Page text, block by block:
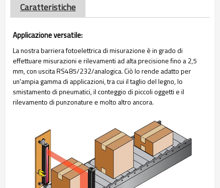
Caratteristiche
Applicazione versatile:
La nostra barriera fotoelettrica di misurazione è in grado di
effettuare misurazioni e rilevamenti ad alta precisione fino a 2,5
mm, con uscita RS485/232/analogica. Ciò lo rende adatto per
un'ampia gamma di applicazioni, tra cui il taglio del legno, lo
smistamento di pneumatici, il conteggio di piccoli oggetti e il
rilevamento di punzonature e molto altro ancora.